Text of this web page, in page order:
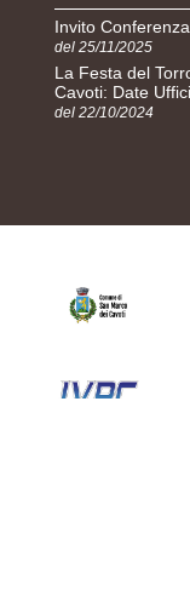
Invito
del 25/11/2025
La Festa del
Cavoti: Date
del 22/10/2024